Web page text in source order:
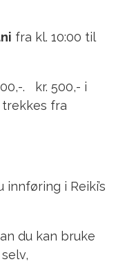
fra kl. 10:00 til
. kr. 500,- i
fra
i Reiki’s
kan bruke